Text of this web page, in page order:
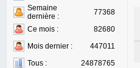
Semaine
dernière :
77368
Ce mois :
82680
Mois dernier :
447011
Tous :
24878765